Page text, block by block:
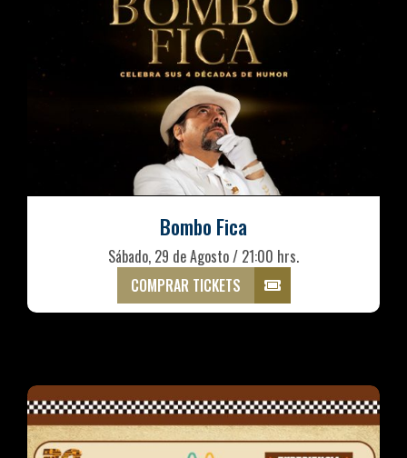
Bombo Fica
Sábado, 29 de Agosto / 21:00 hrs.
COMPRAR TICKETS